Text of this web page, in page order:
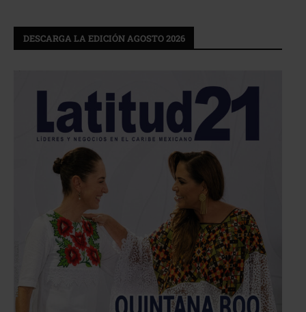
DESCARGA LA EDICIÓN AGOSTO 2026